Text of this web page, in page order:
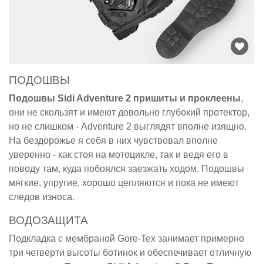
ПОДОШВЫ
Подошвы Sidi Adventure 2 пришиты и проклеены,
они не скользят и имеют довольно глубокий протектор,
но не слишком - Adventure 2 выглядят вполне изящно.
На бездорожье я себя в них чувствовал вполне
уверенно - как стоя на мотоцикле, так и ведя его в
поводу там, куда побоялся заезжать ходом. Подошвы
мягкие, упругие, хорошо цепляются и пока не имеют
следов износа.
ВОДОЗАЩИТА
Подкладка с мембраной Gore-Tex занимает примерно
три четверти высоты ботинок и обеспечивает отличную